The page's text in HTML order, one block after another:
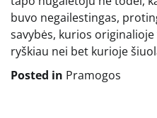
buvo negailestingas,
savybės, kurios
ryškiau nei bet kurioje
Posted in Pramogos